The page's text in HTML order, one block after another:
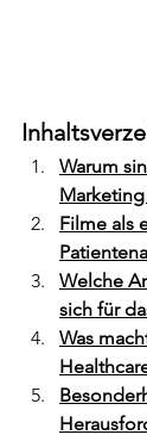
Warum
Filme als
Welche
sich für
Was